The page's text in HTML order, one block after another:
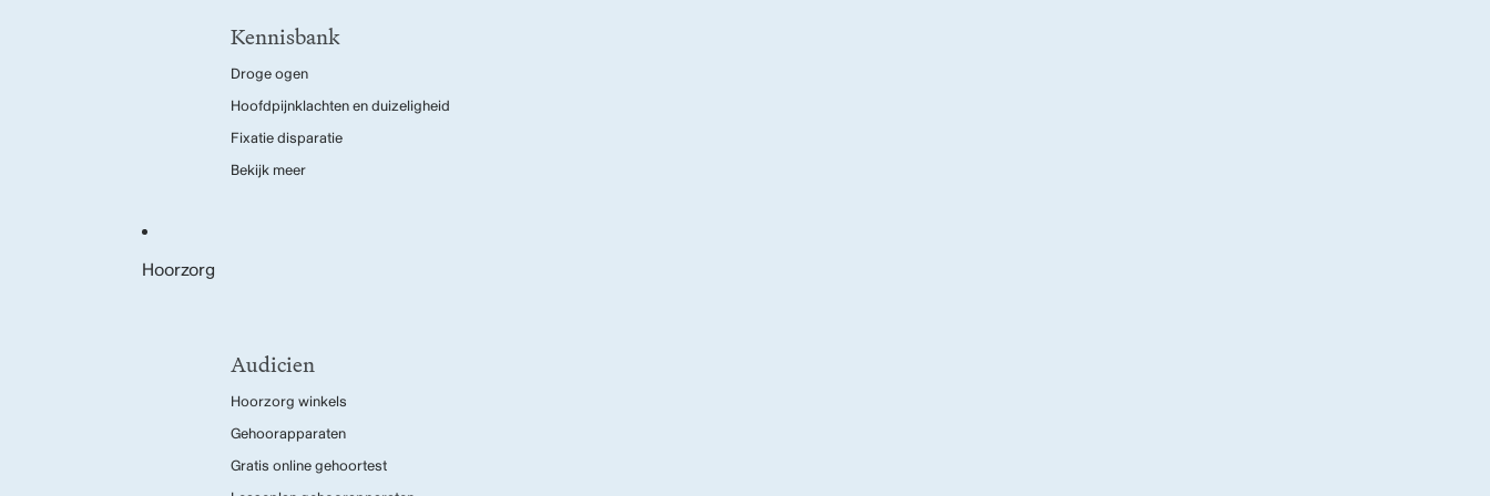
Kennisbank
Droge ogen
Hoofdpijnklachten en duizeligheid
Fixatie disparatie
Bekijk meer
Hoorzorg
Audicien
Hoorzorg winkels
Gehoorapparaten
Gratis online gehoortest